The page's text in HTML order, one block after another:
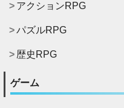
アクションRPG
パズルRPG
歴史RPG
ゲーム